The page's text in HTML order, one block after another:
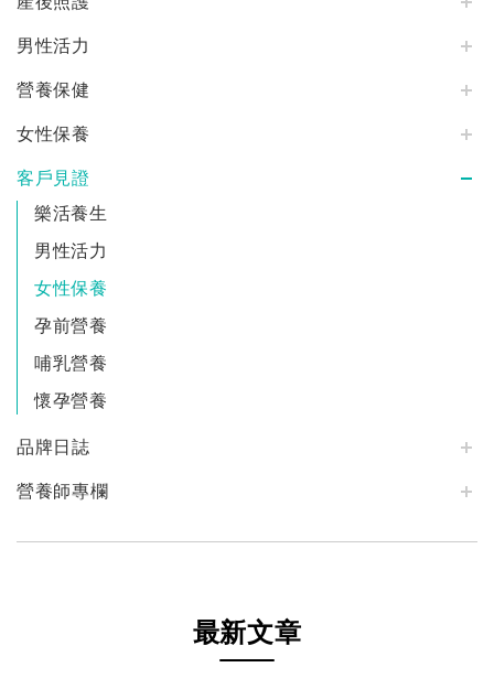
男性活力
營養保健
女性保養
客戶見證
樂活養生
男性活力
女性保養
孕前營養
哺乳營養
懷孕營養
品牌日誌
營養師專欄
最新文章